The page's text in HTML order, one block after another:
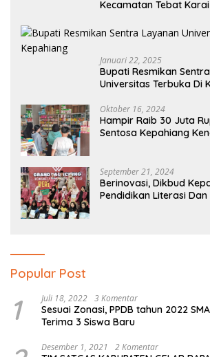
Kecamatan Tebat
Januari 22, 2025
Bupati Resmikan
Universitas Terbuka Di
Oktober 16, 2024
Hampir Raib 30 Juta
Sentosa Kepahiang
September 21, 2024
Berinovasi, Dikbud
Pendidikan Literasi
Popular Post
1 Juli 18, 2022 3 Komentar
Sesuai Zonasi, PPDB tahun 2022
Terima 3 Siswa Baru
Desember 1, 2021 2 Komentar